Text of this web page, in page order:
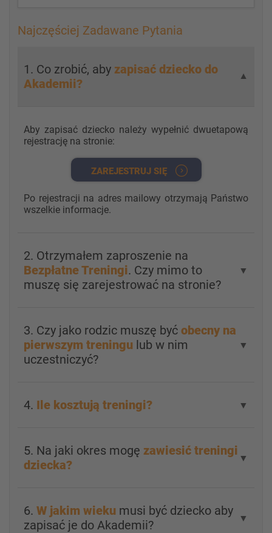
Najczęściej Zadawane Pytania
1. Co zrobić, aby zapisać dziecko do
Akademii?
▼
Aby zapisać dziecko należy wypełnić dwuetapową
rejestrację na stronie:
ZAREJESTRUJ SIĘ
Po rejestracji na adres mailowy otrzymają Państwo
wszelkie informacje.
2. Otrzymałem zaproszenie na
Bezpłatne Treningi. Czy mimo to
muszę się zarejestrować na stronie?
▼
3. Czy jako rodzic muszę być obecny na
pierwszym treningu lub w nim
uczestniczyć?
▼
4. Ile kosztują treningi? ▼
5. Na jaki okres mogę zawiesić treningi
dziecka?
▼
6. W jakim wieku musi być dziecko aby
zapisać je do Akademii?
▼